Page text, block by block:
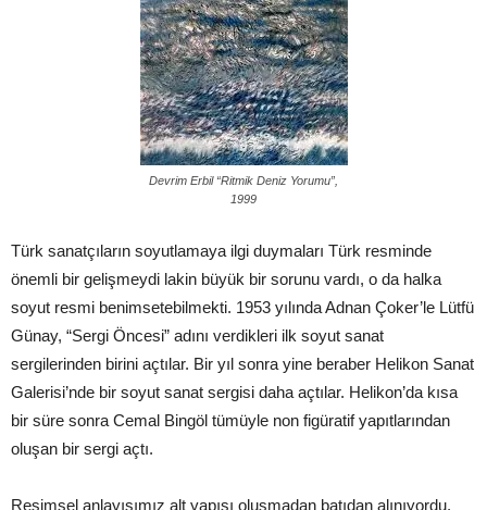
Devrim Erbil “Ritmik Deniz Yorumu”,
1999
Türk sanatçıların soyutlamaya ilgi duymaları Türk resminde
önemli bir gelişmeydi lakin büyük bir sorunu vardı, o da halka
soyut resmi benimsetebilmekti. 1953 yılında Adnan Çoker’le Lütfü
Günay, “Sergi Öncesi” adını verdikleri ilk soyut sanat
sergilerinden birini açtılar. Bir yıl sonra yine beraber Helikon Sanat
Galerisi’nde bir soyut sanat sergisi daha açtılar. Helikon’da kısa
bir süre sonra Cemal Bingöl tümüyle non figüratif yapıtlarından
oluşan bir sergi açtı.
Resimsel anlayışımız alt yapısı oluşmadan batıdan alınıyordu.